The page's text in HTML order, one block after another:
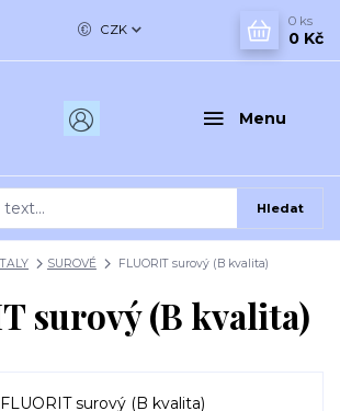
Menu
CZK
Hledat
0 ks
0 Kč
SUROVÉ FLUORIT surový (B kvalita)
surový (B kvalita)